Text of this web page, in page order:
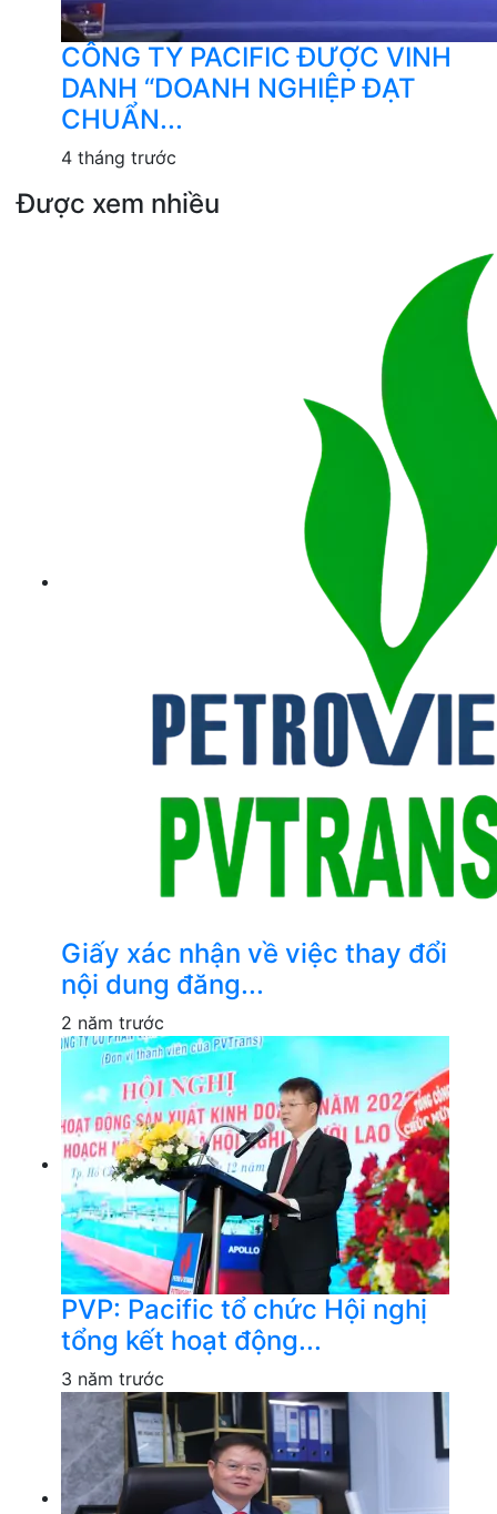
CÔNG TY PACIFIC ĐƯỢC VINH
DANH “DOANH NGHIỆP ĐẠT
CHUẨN...
4 tháng trước
Được xem nhiều
Giấy xác nhận về việc thay đổi
nội dung đăng...
2 năm trước
PVP: Pacific tổ chức Hội nghị
tổng kết hoạt động...
3 năm trước